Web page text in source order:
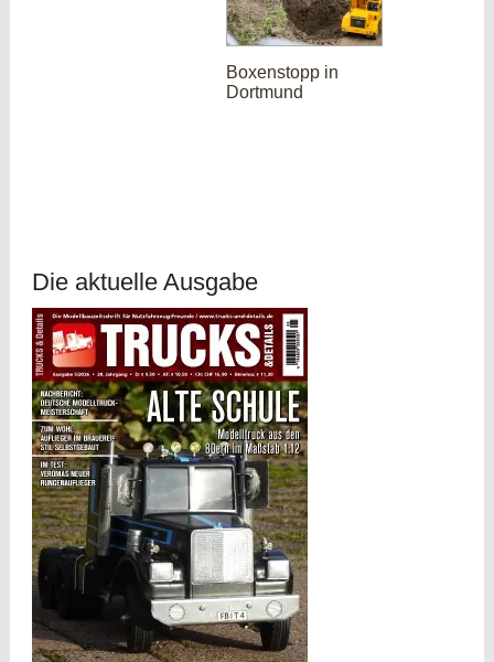
Boxenstopp in
Dortmund
Die aktuelle Ausgabe